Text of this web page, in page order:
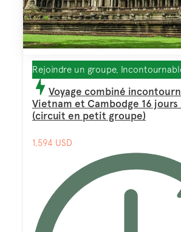
Rejoindre un groupe,
Voyage combiné
Vietnam et Cambodge 16 jours
(circuit en petit groupe)
1,594 USD